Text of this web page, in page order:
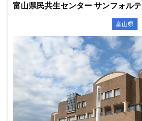
富山県民共生センター サンフォルテ
富山県